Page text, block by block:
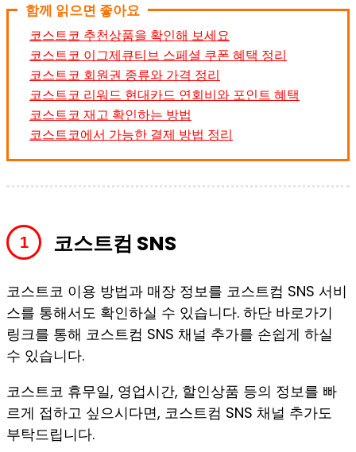
함께 읽으면 좋아요
코스트코 추천상품을 확인해 보세요
코스트코 이그제큐티브 스페셜 쿠폰 혜택 정리
코스트코 회원권 종류와 가격 정리
코스트코 리워드 현대카드 연회비와 포인트 혜택
코스트코 재고 확인하는 방법
코스트코에서 가능한 결제 방법 정리
코스트컴 SNS
코스트코 이용 방법과 매장 정보를 코스트컴 SNS 서비
스를 통해서도 확인하실 수 있습니다. 하단 바로가기
링크를 통해 코스트컴 SNS 채널 추가를 손쉽게 하실
수 있습니다.
코스트코 휴무일, 영업시간, 할인상품 등의 정보를 빠
르게 접하고 싶으시다면, 코스트컴 SNS 채널 추가도
부탁드립니다.